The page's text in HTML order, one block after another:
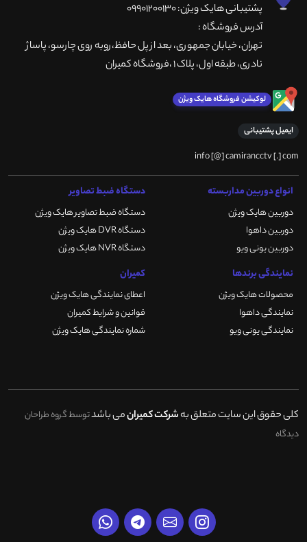
پشتیبانی هایک ویژن: 09901200130
آدرس فروشگاه :
تهران، خيابان جمهوری، بعد از پل حافظ،روبه روی چارسو، پاساژ
نادری، طبقه اول، پلاک 1 ،فروشگاه کمیران
لوکیشن فروشگاه هایک ویژن
ایمیل پشتیبانی
info [@] camirancctv [.] com
انواع دوربین مداربسته
دوربین هایک ویژن
دوربین داهوا
دوربین یونی ویو
دستگاه ضبط تصاویر
دستگاه ضبط تصاویر هایک ویژن
دستگاه DVR هایک ویژن
دستگاه NVR هایک ویژن
نمایندگی برندها
محصولات هایک ویژن
نمایندگی داهوا
نمایندگی یونی ویو
کمیران
اعطای نمایندگی هایک ویژن
قوانین و شرایط کمیران
شماره نمایندگی هایک ویژن
کلی حقوق این سایت متعلق بهشرکت کمیرانمی باشدتوسط گروه طراحان
دیدگاه